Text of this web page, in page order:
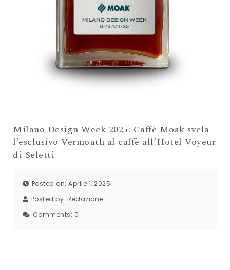
Milano Design Week 2025: Caffè Moak svela
l’esclusivo Vermouth al caffè all’Hotel Voyeur
di Seletti
Posted on: Aprile 1, 2025
Posted by: Redazione
Comments: 0